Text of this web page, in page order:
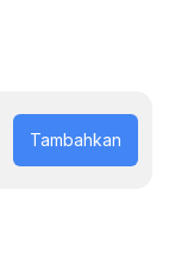
Tambahkan